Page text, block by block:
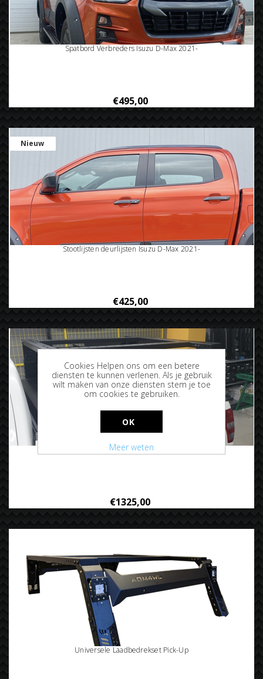
Spatbord Verbreders Isuzu D-Max 2021-
€495,00
Nieuw
Stootlijsten deurlijsten Isuzu D-Max 2021-
€425,00
Universele Laadbedrekset Isuzu D-Max
€1325,00
Universele Laadbedrekset Pick-Up
Cookies Helpen ons om een betere
diensten te kunnen verlenen. Als je gebruik
wilt maken van onze diensten stem je toe
om cookies te gebruiken.
OK
Meer weten